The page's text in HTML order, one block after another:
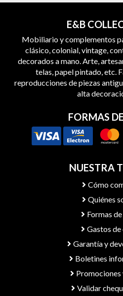
E&B
Mobiliario y complementos
clásico, colonial, vintage,
decorados a mano. Arte,
telas, papel pintado, etc.
reproducciones de piezas
alta
FORMAS
NUESTRA
Cómo
Quiénes
Formas
Gastos de
Garantía y
Boletines
Promociones
Validar